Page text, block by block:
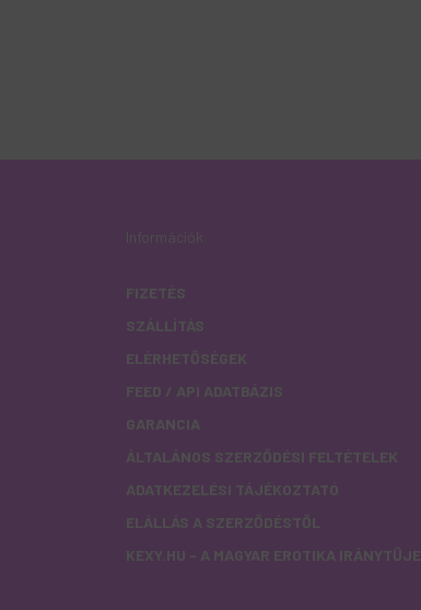
Információk
FIZETÉS
SZÁLLÍTÁS
ELÉRHETŐSÉGEK
FEED / API ADATBÁZIS
GARANCIA
ÁLTALÁNOS SZERZŐDÉSI FELTÉTELEK
ADATKEZELÉSI TÁJÉKOZTATÓ
ELÁLLÁS A SZERZŐDÉSTŐL
KEXY.HU - A MAGYAR EROTIKA IRÁNYTŰJE